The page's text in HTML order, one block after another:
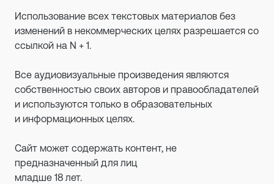
Использование всех текстовых материалов без
изменений в некоммерческих целях разрешается со
ссылкой на N + 1.
Все аудиовизуальные произведения являются
собственностью своих авторов и правообладателей
и используются только в образовательных
и информационных целях.
Сайт может содержать контент, не
предназначенный для лиц
младше 18 лет.